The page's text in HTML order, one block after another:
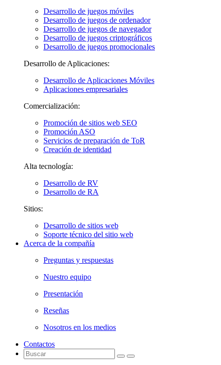
Desarrollo de juegos móviles
Desarrollo de juegos de ordenador
Desarrollo de juegos de navegador
Desarrollo de juegos criptográficos
Desarrollo de juegos promocionales
Desarrollo de Aplicaciones:
Desarrollo de Aplicaciones Móviles
Aplicaciones empresariales
Comercialización:
Promoción de sitios web SEO
Promoción ASO
Servicios de preparación de ToR
Creación de identidad
Alta tecnología:
Desarrollo de RV
Desarrollo de RA
Sitios:
Desarrollo de sitios web
Soporte técnico del sitio web
Acerca de la compañía
Preguntas y respuestas
Nuestro equipo
Presentación
Reseñas
Nosotros en los medios
Contactos